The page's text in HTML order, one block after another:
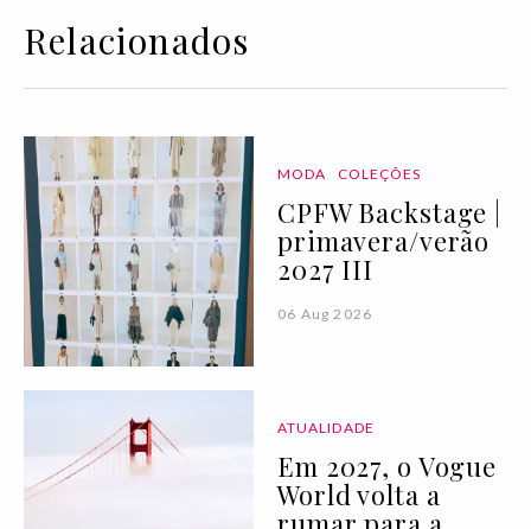
Relacionados
MODA COLEÇÕES
CPFW Backstage |
primavera/verão
2027 III
06 Aug 2026
ATUALIDADE
Em 2027, o Vogue
World volta a